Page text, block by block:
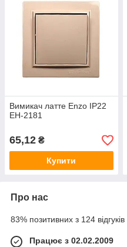
Вимикач латте Enzo IP22
EH-2181
65,12 ₴
Купити
Про нас
83% позитивних з 124 відгуків
Працює з 02.02.2009